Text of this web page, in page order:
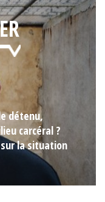
détenu,
carcéral ?
la situation